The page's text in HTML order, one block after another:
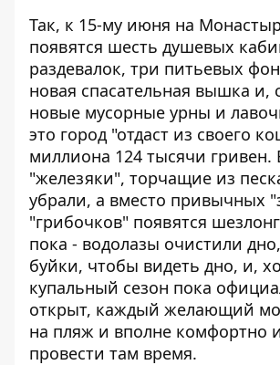
Так, к 15-му июня на
появятся шесть душевых
раздевалок, три питьевых
новая спасательная вышка и,
новые мусорные урны и
это город "отдаст из своего
миллиона 124 тысячи гривен.
"железяки", торчащие из
убрали, а вместо привычных
"грибочков" появятся
пока - водолазы очистили
буйки, чтобы видеть дно, и,
купальный сезон пока
открыт, каждый желающий
на пляж и вполне комфортно
провести там время.